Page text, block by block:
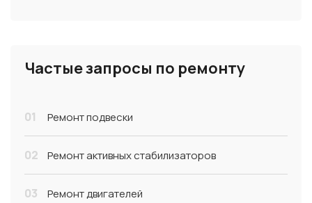
Частые запросы по ремонту
01 Ремонт подвески
02 Ремонт активных стабилизаторов
03 Ремонт двигателей